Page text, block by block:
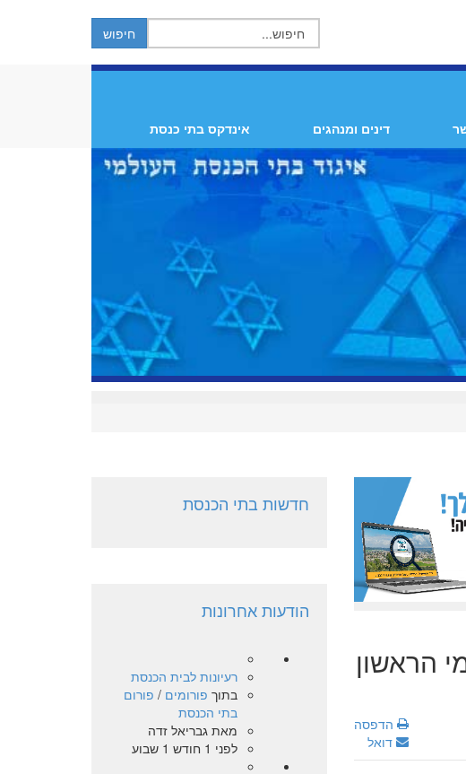
דינים ומנהגים אינדקס בתי כנסת
הראשון
הדפסה
דואל
חדשות בתי הכנסת
הודעות אחרונות
רעיונות לבית הכנסת
בתוך פורומים / פורום
בתי הכנסת
מאתגבריאל זדה
לפני 1 חודש 1 שבוע